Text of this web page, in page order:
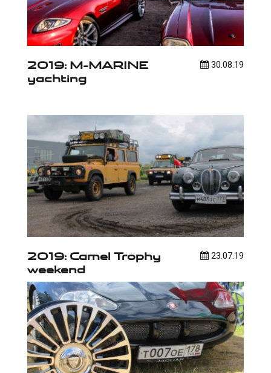
30.08.19
2019: M-MARINE
yachting
23.07.19
2019: Camel Trophy
weekend